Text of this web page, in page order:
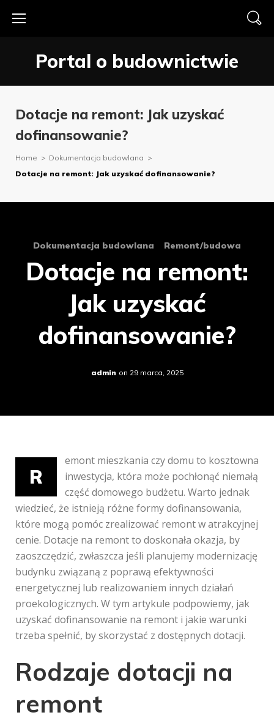
Portal o budownictwie
Dotacje na remont: Jak uzyskać
dofinansowanie?
Home > Dokumentacja budowlana >
Dotacje na remont: Jak uzyskać dofinansowanie?
Dokumentacja budowlana Remont/budowa
Dotacje na remont:
Jak uzyskać
dofinansowanie?
admin on 29 marca, 2025
R
emont mieszkania czy domu to kosztowna
inwestycja, która może pochłonąć niemałą
część domowego budżetu. Warto jednak
wiedzieć, że istnieją różne formy dofinansowania,
które mogą pomóc zrealizować remont w atrakcyjnej
cenie. Dotacje na remont to doskonała okazja, by
zaoszczędzić, zwłaszcza jeśli planujemy modernizację
budynku związaną z poprawą efektywności
energetycznej lub realizowaniem innych działań
proekologicznych. W tym artykule podpowiemy, jak
uzyskać dofinansowanie na remont i jakie warunki
trzeba spełnić, by skorzystać z dostępnych dotacji.
Rodzaje dotacji na
remont